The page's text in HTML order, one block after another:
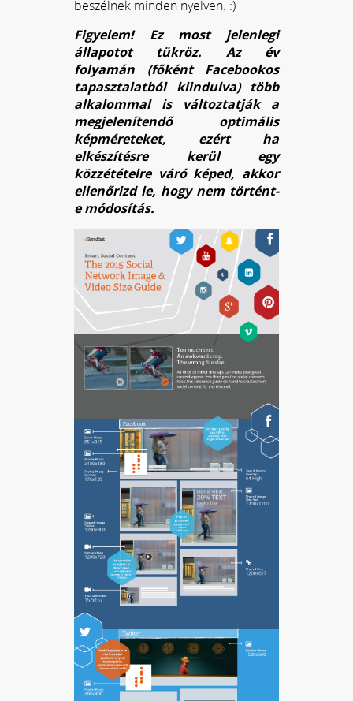
beszélnek minden nyelven. :)
Figyelem! Ez most jelenlegi
állapotot tükröz. Az év
folyamán (főként Facebookos
tapasztalatból kiindulva) több
alkalommal is változtatják a
megjelenítendő optimális
képméreteket, ezért ha
elkészítésre kerül egy
közzétételre váró képed, akkor
ellenőrizd le, hogy nem történt-
e módosítás.